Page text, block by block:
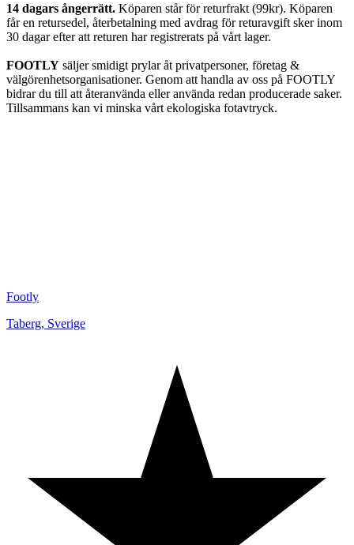
14 dagars ångerrätt. Köparen står för returfrakt (99kr). Köparen
får en retursedel, återbetalning med avdrag för returavgift sker inom
30 dagar efter att returen har registrerats på vårt lager.
FOOTLY säljer smidigt prylar åt privatpersoner, företag &
välgörenhetsorganisationer. Genom att handla av oss på FOOTLY
bidrar du till att återanvända eller använda redan producerade saker.
Tillsammans kan vi minska vårt ekologiska fotavtryck.
Footly
Taberg, Sverige